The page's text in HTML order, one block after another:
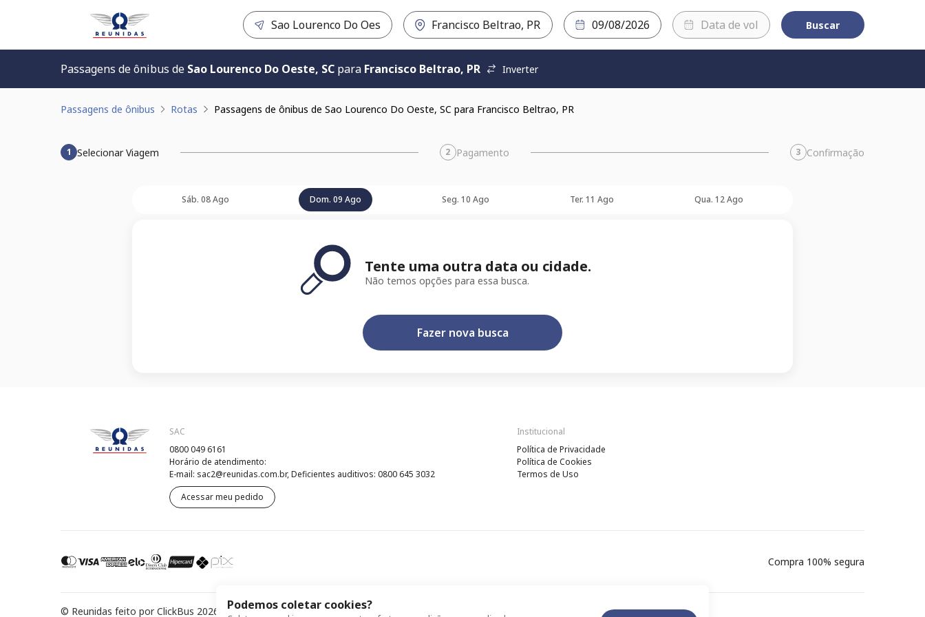
Buscar
Passagens de ônibus de Sao Lourenco Do Oeste, SC para Francisco Beltrao, PR Inverter
Passagens de ônibus Rotas Passagens de ônibus de Sao Lourenco Do Oeste, SC para Francisco Beltrao, PR
1 Selecionar Viagem 2 Pagamento 3 Confirmação
Sáb. 08 Ago Dom. 09 Ago Seg. 10 Ago Ter. 11 Ago Qua. 12 Ago
Tente uma outra data ou cidade.
Não temos opções para essa busca.
Fazer nova busca
Podemos coletar cookies?
SAC
0800 049 6161
Horário de atendimento:
E-mail: sac2@reunidas.com.br, Deficientes auditivos: 0800 645 3032
Acessar meu pedido
Institucional
Política de Privacidade
Política de Cookies
Termos de Uso
Compra 100% segura
© Reunidas feito por ClickBus 2026 Política de Privacidade Política de Cookies